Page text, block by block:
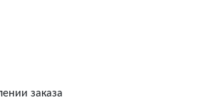
заказа